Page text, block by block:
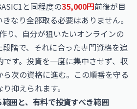
と同程度の35,000円前後が目
なり全部取る必要はありません。
り、自分が狙いたいオンラインの
階で、それに合った専門資格を追
す。投資を一度に集中させず、収
次の資格に進む。この順番を守る
抑えられます。
囲と、有料で投資すべき範囲